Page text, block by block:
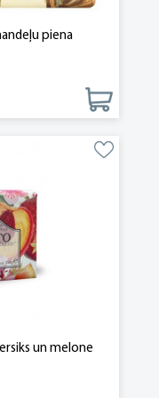
piena
un melone